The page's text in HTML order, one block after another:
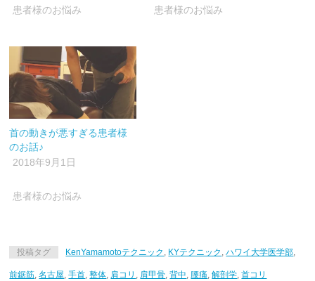
開
き
患者様のお悩み 患者様のお悩み
首の動きが悪すぎる患者様
のお話♪
2018年9月1日
患者様のお悩み
投稿タグ KenYamamotoテクニック , KYテクニック ,ハワイ大学医学部,
前鋸筋,名古屋,手首,整体, 肩コリ , 肩甲骨,背中, 腰痛,解剖学,首コリ